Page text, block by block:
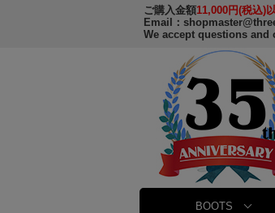
ご購入金額11,000円(税込)
Email：
We accept questions
BOOTS